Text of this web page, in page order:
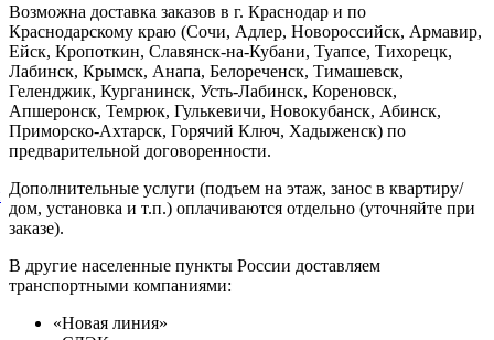
Возможна доставка заказов в г. Краснодар и по
Краснодарскому краю (Сочи, Адлер, Новороссийск, Армавир,
Ейск, Кропоткин, Славянск-на-Кубани, Туапсе, Тихорецк,
Лабинск, Крымск, Анапа, Белореченск, Тимашевск,
Геленджик, Курганинск, Усть-Лабинск, Кореновск,
Апшеронск, Темрюк, Гулькевичи, Новокубанск, Абинск,
Приморско-Ахтарск, Горячий Ключ, Хадыженск) по
предварительной договоренности.
Дополнительные услуги (подъем на этаж, занос в квартиру/
дом, установка и т.п.) оплачиваются отдельно (уточняйте при
заказе).
В другие населенные пункты России доставляем
транспортными компаниями:
«Новая линия»